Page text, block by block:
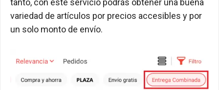
tanto, con este servicio podrás obtener una buena
variedad de artículos por precios accesibles y por
un solo monto de envío.